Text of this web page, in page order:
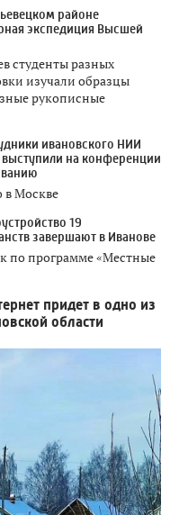
районе
экспедиция Высшей
студенты разных
изучали образцы
рукописные
ивановского НИИ
выступили на конференции
Москве
19
завершают в Иванове
по программе «Местные
придет в одно из
области